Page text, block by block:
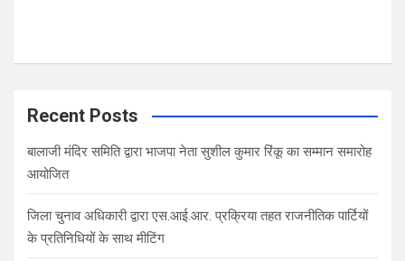
Recent Posts
बालाजी मंदिर समिति द्वारा भाजपा नेता सुशील कुमार रिंकू का सम्मान समारोह
आयोजित
जिला चुनाव अधिकारी द्वारा एस.आई.आर. प्रक्रिया तहत राजनीतिक पार्टियों
के प्रतिनिधियों के साथ मीटिंग